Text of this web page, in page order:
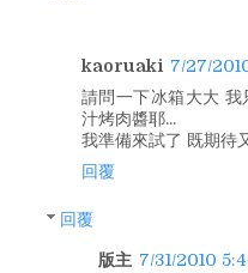
kaoruaki 7/27/
請問一下冰箱大大
汁烤肉醬耶...
我準備來試了 既期待
回覆
回覆
版主 7/31/2010